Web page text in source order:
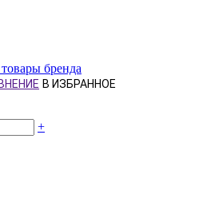
бренда
В ИЗБРАННОЕ
+